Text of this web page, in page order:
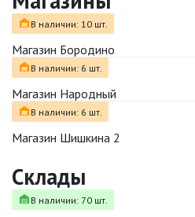
В наличии: 10 шт.
Магазин Бородино
В наличии: 6 шт.
Магазин Народный
В наличии: 6 шт.
Магазин Шишкина 2
Склады
В наличии: 70 шт.